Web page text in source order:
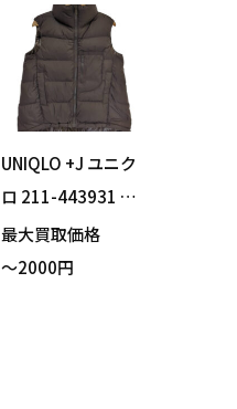
UNIQLO +J ユニク
ロ 211-443931 ダ
ウンボリュームベ
スト ダウンベスト
最大買取価格
～2000円